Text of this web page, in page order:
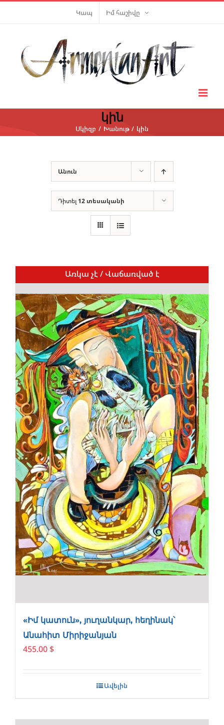
Կապ Իմ հաշիվը
կին
Սկիզբ Խանութ կին
Անուն
Դիտել 12 տեսականի
Առկա չէ / Վաճառված է
«Իմ կատուն», յուղանկար, հեղինակ՝
Անահիտ Միրիջանյան
455.00 $
Ավելին